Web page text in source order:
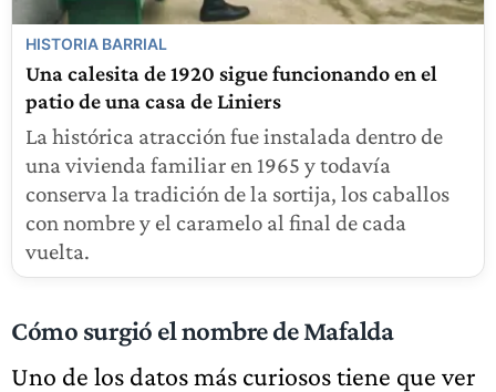
HISTORIA BARRIAL
Una calesita de 1920 sigue funcionando en el
patio de una casa de Liniers
La histórica atracción fue instalada dentro de
una vivienda familiar en 1965 y todavía
conserva la tradición de la sortija, los caballos
con nombre y el caramelo al final de cada
vuelta.
Cómo surgió el nombre de Mafalda
Uno de los datos más curiosos tiene que ver